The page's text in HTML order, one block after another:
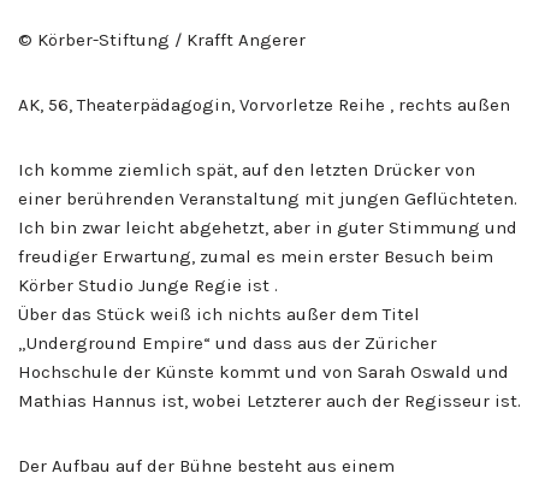
© Körber-Stiftung / Krafft Angerer
AK, 56, Theaterpädagogin, Vorvorletze Reihe , rechts außen
Ich komme ziemlich spät, auf den letzten Drücker von
einer berührenden Veranstaltung mit jungen Geflüchteten.
Ich bin zwar leicht abgehetzt, aber in guter Stimmung und
freudiger Erwartung, zumal es mein erster Besuch beim
Körber Studio Junge Regie ist .
Über das Stück weiß ich nichts außer dem Titel
„Underground Empire“ und dass aus der Züricher
Hochschule der Künste kommt und von Sarah Oswald und
Mathias Hannus ist, wobei Letzterer auch der Regisseur ist.
Der Aufbau auf der Bühne besteht aus einem